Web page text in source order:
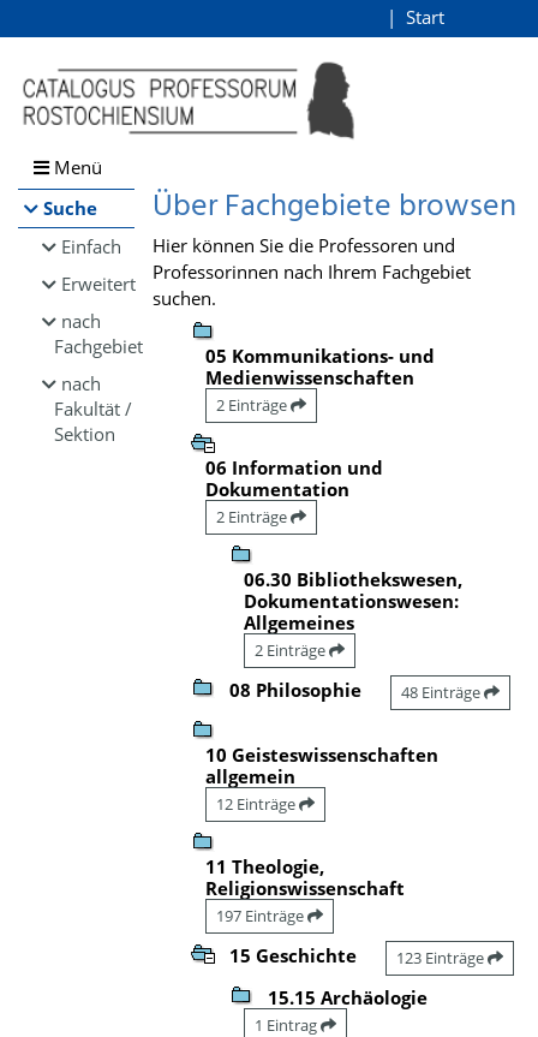
Browsen
direkt zum Inhalt
Start
Menü
Suche
Einfach
Erweitert
nach
Fachgebiet
nach
Fakultät /
Sektion
Über Fachgebiete browsen
Hier können Sie die Professoren und
Professorinnen nach Ihrem Fachgebiet
suchen.
05 Kommunikations- und
Medienwissenschaften
2 Einträge
06 Information und
Dokumentation
2 Einträge
06.30 Bibliothekswesen,
Dokumentationswesen:
Allgemeines
2 Einträge
08 Philosophie 48 Einträge
10 Geisteswissenschaften
allgemein
12 Einträge
11 Theologie,
Religionswissenschaft
197 Einträge
15 Geschichte 123 Einträge
15.15 Archäologie
1 Eintrag